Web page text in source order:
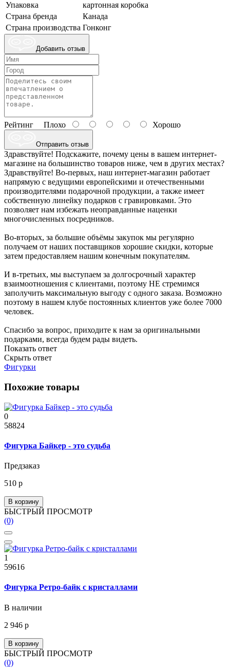
Упаковка
картонная коробка
Страна бренда
Канада
Страна производства Гонконг
Добавить отзыв
Рейтинг Плохо Хорошо
Отправить отзыв
Здравствуйте! Подскажите, почему цены в вашем интернет-
магазине на большинство товаров ниже, чем в других местах?
Здравствуйте! Во-первых, наш интернет-магазин работает
напрямую с ведущими европейскими и отечественными
производителями подарочной продукции, а также имеет
собственную линейку подарков с гравировками. Это
позволяет нам избежать неоправданные наценки
многочисленных посредников.
Во-вторых, за большие объёмы закупок мы регулярно
получаем от наших поставщиков хорошие скидки, которые
затем предоставляем нашим конечным покупателям.
И в-третьих, мы выступаем за долгосрочный характер
взаимоотношения с клиентами, поэтому НЕ стремимся
заполучить максимальную выгоду с одного заказа. Возможно
поэтому в нашем клубе постоянных клиентов уже более 7000
человек.
Спасибо за вопрос, приходите к нам за оригинальными
подарками, всегда будем рады видеть.
Показать ответ
Скрыть ответ
Фигурки
Похожие товары
0
58824
Фигурка Байкер - это судьба
Предзаказ
510 р
В корзину
БЫСТРЫЙ ПРОСМОТР
(0)
1
59616
Фигурка Ретро-байк с кристаллами
В наличии
2 946 р
В корзину
БЫСТРЫЙ ПРОСМОТР
(0)